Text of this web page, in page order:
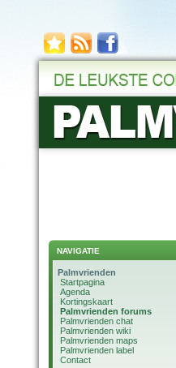
NAVIGATIE
Palmvrienden
Startpagina
Agenda
Kortingskaart
Palmvrienden forums
Palmvrienden chat
Palmvrienden wiki
Palmvrienden maps
Palmvrienden label
Contact